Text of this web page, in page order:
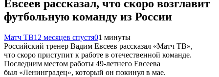
Евсеев рассказал, что скоро возглавит
футбольную команду из России
Матч ТВ12 месяцев спустя01 минуты
Российский тренер Вадим Евсеев рассказал «Матч ТВ»,
что скоро приступит к работе в отечественной команде.
Последним местом работы 49‑летнего Евсеева
был «Ленинградец», который он покинул в мае.